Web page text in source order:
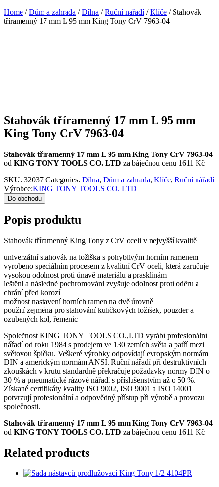
Home /Dům a zahrada /Dílna /Ruční nářadí/Klíče / Stahovák
tříramenný 17 mm L 95 mm King Tony CrV 7963-04
Stahovák tříramenný 17 mm L 95 mm
King Tony CrV 7963-04
Stahovák tříramenný 17 mm L 95 mm King Tony CrV 7963-04
od KING TONY TOOLS CO. LTD za báječnou cenu 1611 Kč
SKU: 32037 Categories: Dílna, Dům a zahrada, Klíče, Ruční nářadí
Výrobce:KING TONY TOOLS CO. LTD
Do obchodu
Popis produktu
Stahovák tříramenný King Tony z CrV oceli v nejvyšší kvalitě
univerzální stahovák na ložiška s pohyblivým horním ramenem
vyrobeno speciálním procesem z kvalitní CrV oceli, která zaručuje
vysokou odolnost proti únavě materiálu a prasklinám
leštění a následné pochromování zvyšuje odolnost proti oděru a
chrání před korozí
možnost nastavení horních ramen na dvě úrovně
použití zejména pro stahování kuličkových ložišek, pouzder a
ozubených kol, řemenic
Společnost KING TONY TOOLS CO.,LTD vyrábí profesionální
nářadí od roku 1984 s prodejem ve 130 zemích světa a patří mezi
světovou špičku. Veškeré výrobky odpovídají evropským normám
DIN a americkým normám ANSI. Ruční nářadí při destruktivních
zkouškách v krutu standardně překračuje požadavky normy DIN o
30 % a pneumatické rázové nářadí s příslušenstvím až o 50 %.
Získané certifikáty kvality ISO 9002, ISO 9001 a ISO 14001
potvrzují profesionální a odpovědný přístup při výrobě a provozu
společnosti.
Stahovák tříramenný 17 mm L 95 mm King Tony CrV 7963-04
od KING TONY TOOLS CO. LTD za báječnou cenu 1611 Kč
Related products